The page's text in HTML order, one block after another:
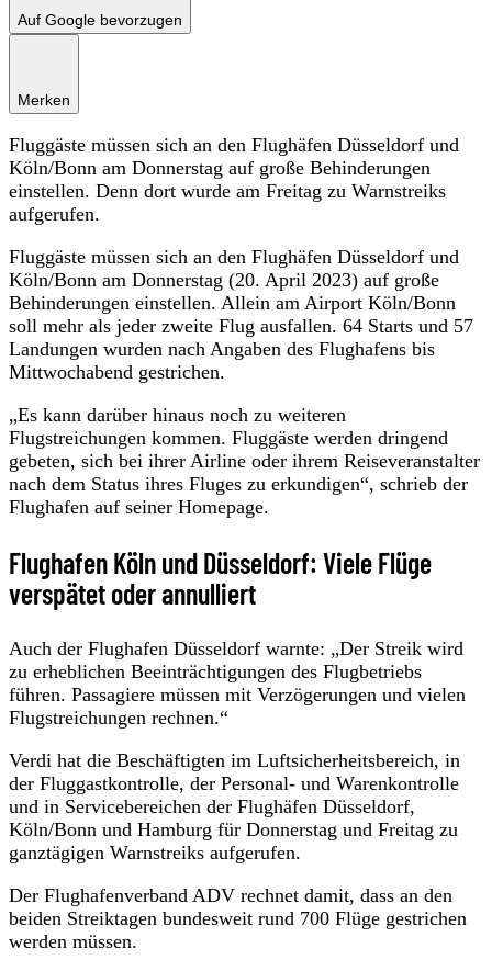
Auf Google bevorzugen
Merken
Fluggäste müssen sich an den Flughäfen Düsseldorf und
Köln/Bonn am Donnerstag auf große Behinderungen
einstellen. Denn dort wurde am Freitag zu Warnstreiks
aufgerufen.
Fluggäste müssen sich an den Flughäfen Düsseldorf und
Köln/Bonn am Donnerstag (20. April 2023) auf große
Behinderungen einstellen. Allein am Airport Köln/Bonn
soll mehr als jeder zweite Flug ausfallen. 64 Starts und 57
Landungen wurden nach Angaben des Flughafens bis
Mittwochabend gestrichen.
„Es kann darüber hinaus noch zu weiteren
Flugstreichungen kommen. Fluggäste werden dringend
gebeten, sich bei ihrer Airline oder ihrem Reiseveranstalter
nach dem Status ihres Fluges zu erkundigen“, schrieb der
Flughafen auf seiner Homepage.
Flughafen Köln und Düsseldorf: Viele Flüge
verspätet oder annulliert
Auch der Flughafen Düsseldorf warnte: „Der Streik wird
zu erheblichen Beeinträchtigungen des Flugbetriebs
führen. Passagiere müssen mit Verzögerungen und vielen
Flugstreichungen rechnen.“
Verdi hat die Beschäftigten im Luftsicherheitsbereich, in
der Fluggastkontrolle, der Personal- und Warenkontrolle
und in Servicebereichen der Flughäfen Düsseldorf,
Köln/Bonn und Hamburg für Donnerstag und Freitag zu
ganztägigen Warnstreiks aufgerufen.
Der Flughafenverband ADV rechnet damit, dass an den
beiden Streiktagen bundesweit rund 700 Flüge gestrichen
werden müssen.